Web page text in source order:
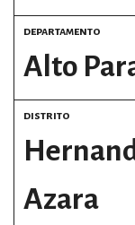
plan del terror
consumo
surti impreso
departamento
Alto
distrito
Azara